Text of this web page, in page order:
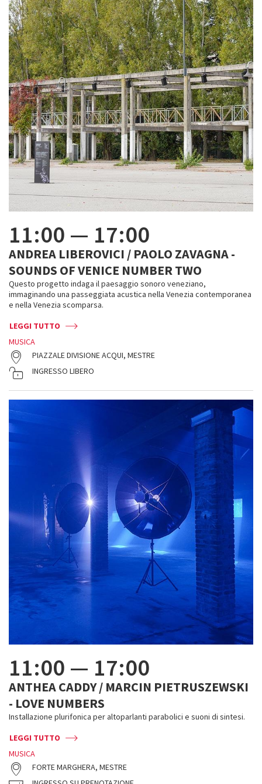
11:00 — 17:00
ANDREA LIBEROVICI / PAOLO ZAVAGNA -
SOUNDS OF VENICE NUMBER TWO
Questo progetto indaga il paesaggio sonoro veneziano,
immaginando una passeggiata acustica nella Venezia contemporanea
e nella Venezia scomparsa.
LEGGI TUTTO
MUSICA
PIAZZALE DIVISIONE ACQUI, MESTRE
INGRESSO LIBERO
11:00 — 17:00
ANTHEA CADDY / MARCIN PIETRUSZEWSKI
- LOVE NUMBERS
Installazione plurifonica per altoparlanti parabolici e suoni di sintesi.
LEGGI TUTTO
MUSICA
FORTE MARGHERA, MESTRE